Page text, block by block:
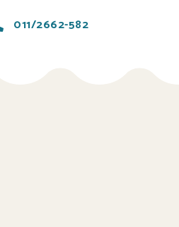
011/2662-582